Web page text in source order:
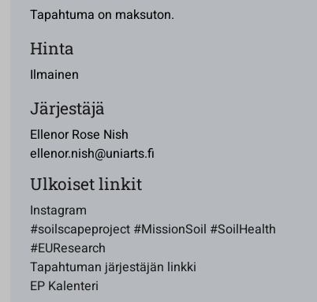
Tapahtuma on maksuton.
Hinta
Ilmainen
Järjestäjä
Ellenor Rose Nish
ellenor.nish@uniarts.fi
Ulkoiset linkit
Instagram
#soilscapeproject #MissionSoil #SoilHealth
#EUResearch
Tapahtuman järjestäjän linkki
EP Kalenteri